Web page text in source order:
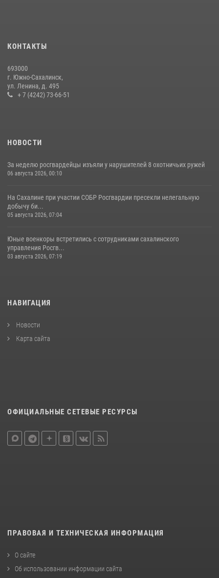
пунктов
КОНТАКТЫ
693000
г. Южно-Сахалинск,
ул. Ленина, д. 495
+ 7 (4242) 73-66-51
НОВОСТИ
За неделю росгвардейцы изъяли у нарушителей 8 охотничьих ружей
06 августа 2026, 00:10
На Сахалине при участии СОБР Росгвардии пресекли нелегальную
добычу би...
05 августа 2026, 07:04
Юные военкоры встретились с сотрудниками сахалинского
управления Росгв...
03 августа 2026, 07:19
НАВИГАЦИЯ
Новости
Карта сайта
ОФИЦИАЛЬНЫЕ СЕТЕВЫЕ РЕСУРСЫ
ПРАВОВАЯ И ТЕХНИЧЕСКАЯ ИНФОРМАЦИЯ
О сайте
Об использовании информации сайта